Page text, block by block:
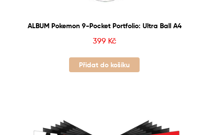
ALBUM Pokemon 9-Pocket Portfolio: Ultra Ball A4
399 Kč
Přidat do košíku